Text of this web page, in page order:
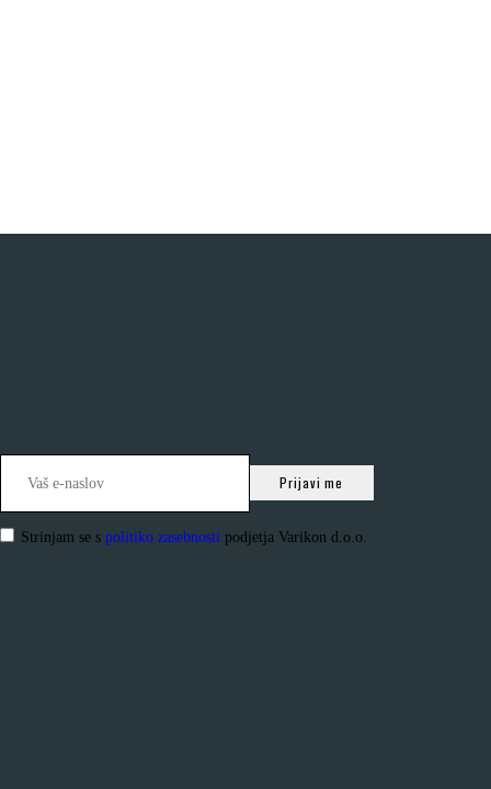
Strinjam se s politiko zasebnosti podjetja Varikon d.o.o.